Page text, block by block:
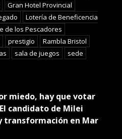
Gran Hotel Provincial
Lotería de Beneficencia
de los Pescadores
prestigio
Rambla Bristol
sala de juegos
sede
miedo, hay que votar
candidato de Milei
transformación en Mar